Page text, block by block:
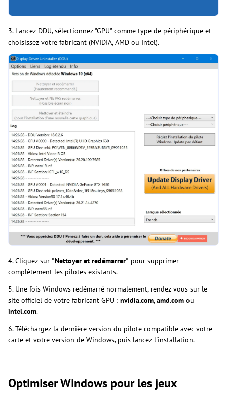
3. Lancez DDU, sélectionnez "GPU" comme type de périphérique et
choisissez votre fabricant (NVIDIA, AMD ou Intel).
4. Cliquez sur "Nettoyer et redémarrer" pour supprimer
complètement les pilotes existants.
5. Une fois Windows redémarré normalement, rendez-vous sur le
site officiel de votre fabricant GPU : nvidia.com,amd.com ou
intel.com.
6. Téléchargez la dernière version du pilote compatible avec votre
carte et votre version de Windows, puis lancez l'installation.
Optimiser Windows pour les jeux